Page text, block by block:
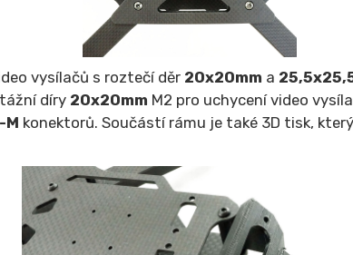
vysílačů s roztečí děr 20x20mm a
díry 20x20mm M2 pro uchycení video
M konektorů. Součástí rámu je také 3D tisk,